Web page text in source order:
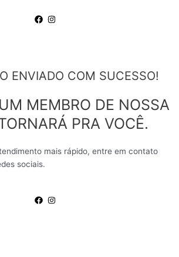
ENVIADO COM SUCESSO!
MEMBRO DE NOSSA
PRA VOCÊ.
mais rápido, entre em contato
sociais.